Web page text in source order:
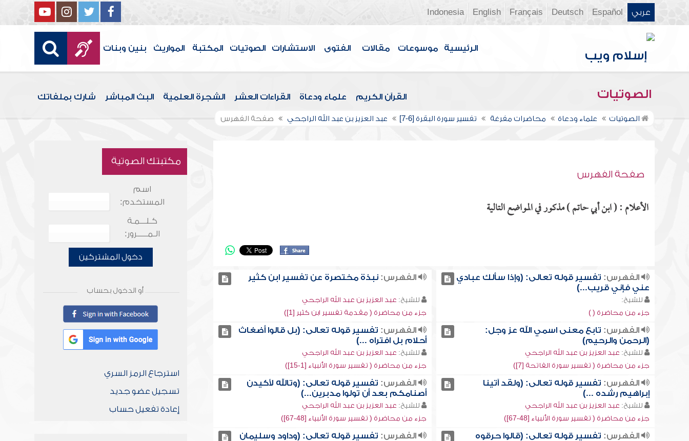
عربي Español
Deutsch
Français
English
Indonesia
الرئيسية موسوعات مقالات الفتوى الاستشارات الصوتيات المكتبة المواريث بنين وبنات
الصوتيات القرآن الكريم علماء ودعاة القراءات العشر الشجرة العلمية البث المباشر شارك بملفاتك
الصوتيات علماء ودعاة محاضرات مفرغة تفسير سورة البقرة [6-7] عبد العزيز بن عبد الله الراجحي صفحة الفهرس
صفحة الفهرس
الأعلام : ( ابن أبي حاتم ) مذكور في المواضع التالية
الفهرس: تفسير قوله تعالى: (وإذا سألك عبادي
عني فإني قريب...)
للشيخ:
جزء من محاضرة ( )
الفهرس: نبذة مختصرة عن تفسير ابن كثير
للشيخ: عبد العزيز بن عبد الله الراجحي
جزء من محاضرة ( مقدمة تفسير ابن كثير [1])
الفهرس: تابع معنى اسمي الله عز وجل:
(الرحمن والرحيم)
للشيخ: عبد العزيز بن عبد الله الراجحي
جزء من محاضرة ( تفسير سورة الفاتحة [7])
الفهرس: تفسير قوله تعالى: (بل قالوا أضغاث
أحلام بل افتراه ...)
للشيخ: عبد العزيز بن عبد الله الراجحي
جزء من محاضرة ( تفسير سورة الأنبياء [1-15])
الفهرس: تفسير قوله تعالى: (ولقد آتينا
إبراهيم رشده ...)
للشيخ: عبد العزيز بن عبد الله الراجحي
جزء من محاضرة ( تفسير سورة الأنبياء [48-67])
الفهرس: تفسير قوله تعالى: (وتالله لأكيدن
أصنامكم بعد أن تولوا مدبرين...)
للشيخ: عبد العزيز بن عبد الله الراجحي
جزء من محاضرة ( تفسير سورة الأنبياء [48-67])
الفهرس: تفسير قوله تعالى: (قالوا حرقوه
الفهرس: تفسير قوله تعالى: (وداود وسليمان
مكتبتك الصوتية
اسم
المستخدم:
كـلـــمـة
الـمـــــرور:
دخول المشتركين
أو الدخول بحساب
استرجاع الرمز السري
تسجيل عضو جديد
إعادة تفعيل حساب